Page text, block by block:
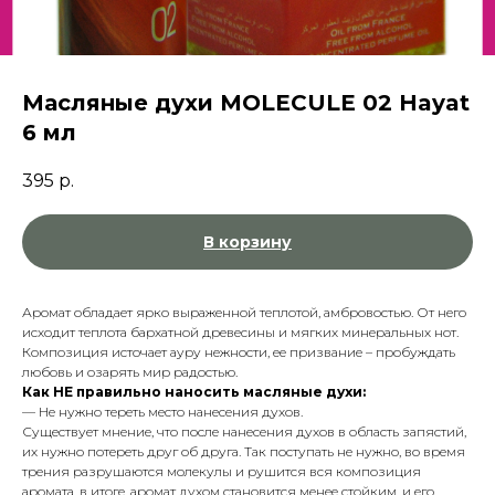
Масляные духи MOLECULE 02 Hayat
6 мл
395 р.
В корзину
Аромат обладает ярко выраженной теплотой, амбровостью. От него
исходит теплота бархатной древесины и мягких минеральных нот.
Композиция источает ауру нежности, ее призвание – пробуждать
любовь и озарять мир радостью.
Как НЕ правильно наносить масляные духи:
— Не нужно тереть место нанесения духов.
Существует мнение, что после нанесения духов в область запястий,
их нужно потереть друг об друга. Так поступать не нужно, во время
трения разрушаются молекулы и рушится вся композиция
аромата, в итоге, аромат духом становится менее стойким, и его